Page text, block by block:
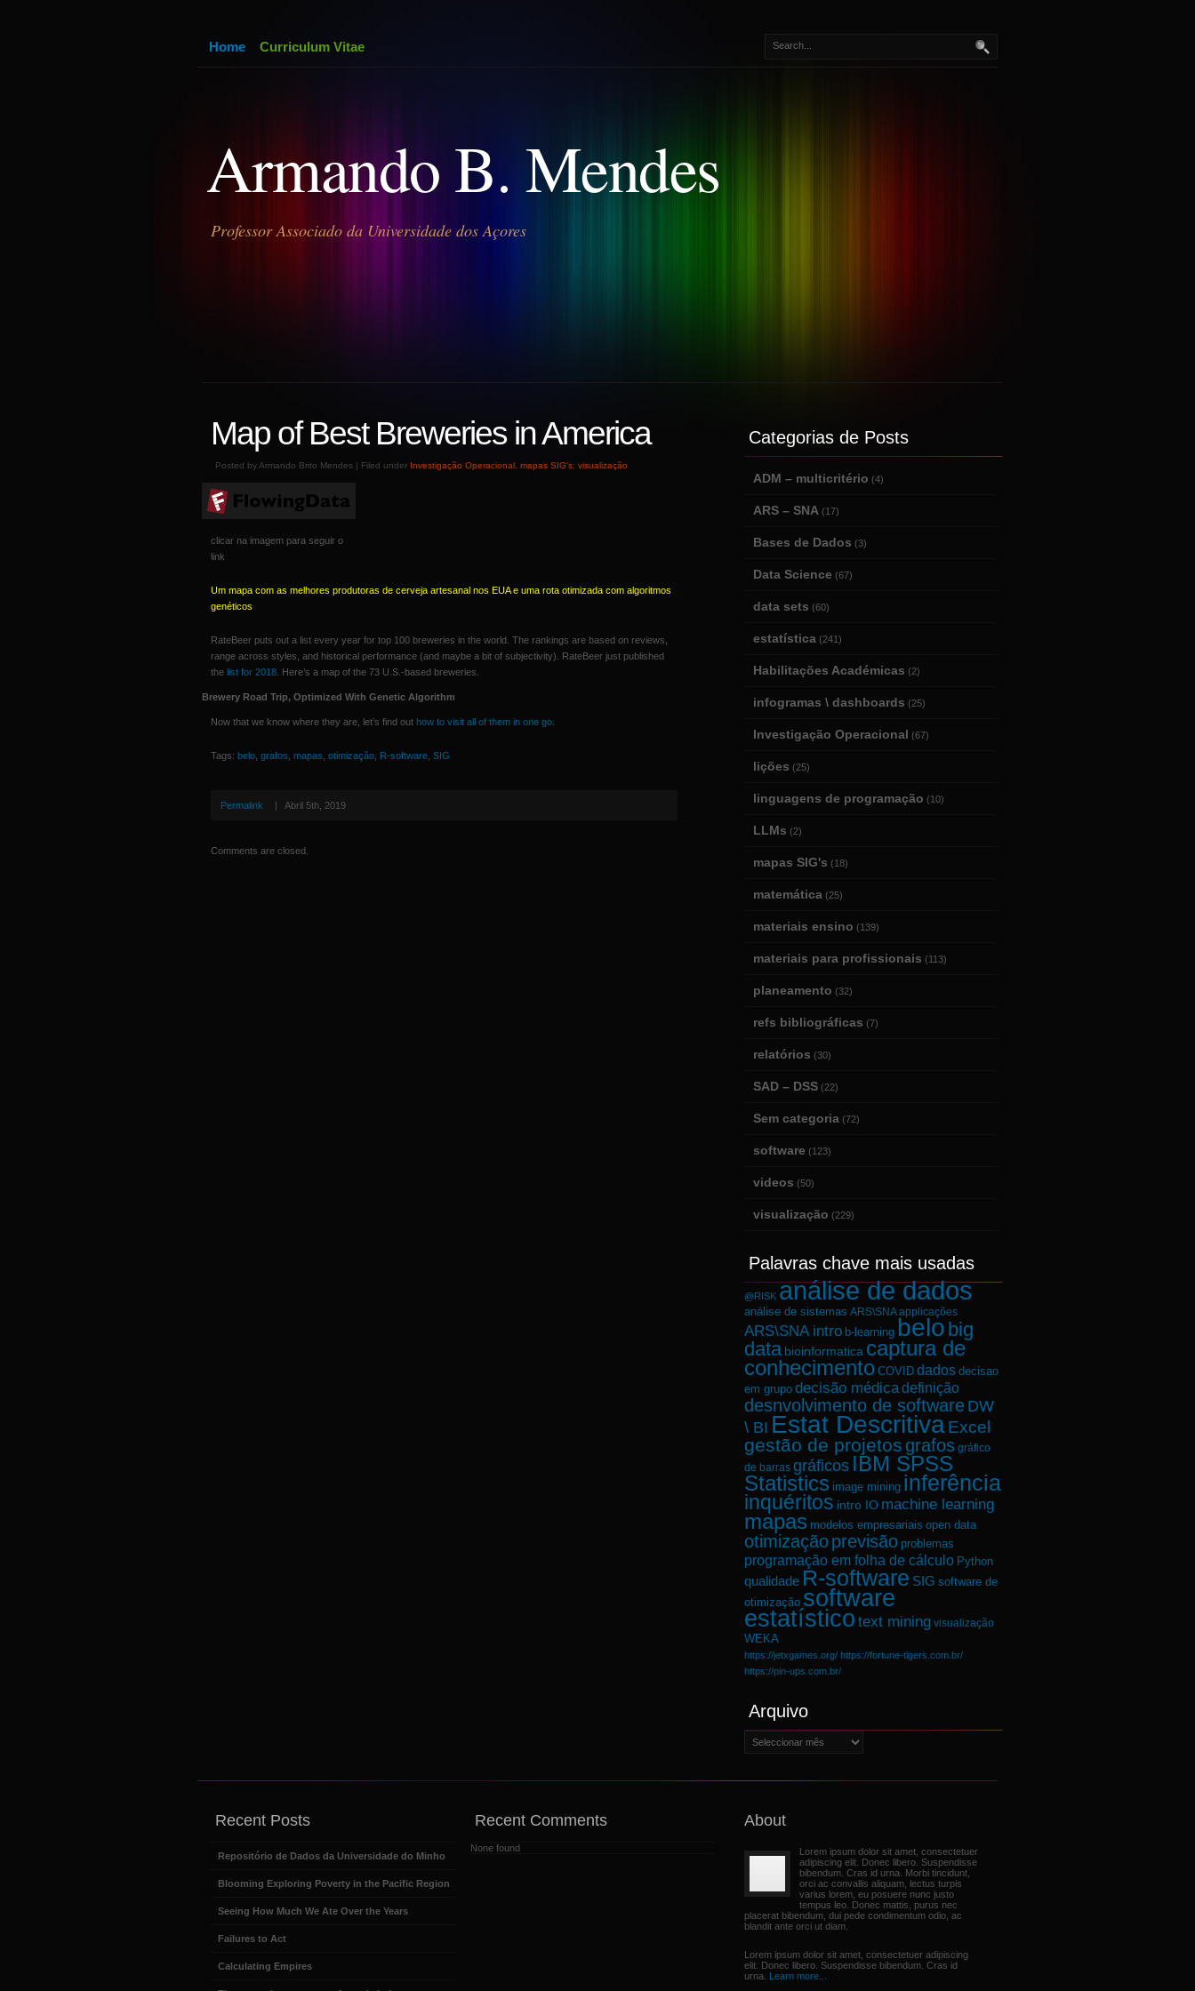
Armando B. Mendes
Professor Associado da Universidade dos Açores
Home Curriculum Vitae
Map of Best Breweries in America
Posted by Armando Brito Mendes | Filed under Investigação Operacional mapas SIG's visualização
clicar na imagem para seguir o
link
Um mapa com as melhores produtoras de cerveja artesanal nos EUA e uma rota otimizada com algoritmos
genéticos
RateBeer puts out a list every year for top 100 breweries in the world. The rankings are based on reviews,
range across styles, and historical performance (and maybe a bit of subjectivity). RateBeer just published
the list for 2018 . Here’s a map of the 73 U.S.-based breweries.
Brewery Road Trip, Optimized With Genetic Algorithm
Now that we know where they are, let’s find out how to visit all of them in one go
Tags: belo grafos mapas otimização R-software SIG
Permalink | Abril 5th, 2019
Comments are closed.
Categorias de Posts
ADM – multicritério (4)
ARS – SNA (17)
Bases de Dados (3)
Data Science (67)
data sets (60)
estatística (241)
Habilitações Académicas (2)
infogramas \ dashboards (25)
Investigação Operacional (67)
lições (25)
linguagens de programação (10)
LLMs (2)
mapas SIG's (18)
matemática (25)
materiais ensino (139)
materiais para profissionais (113)
planeamento (32)
refs bibliográficas (7)
relatórios (30)
SAD – DSS (22)
Sem categoria (72)
software (123)
videos (50)
visualização (229)
Palavras chave mais usadas
@RISK análise de dados
análise de sistemas ARS\SNA applicações
ARS\SNA intro b-learning belo big
data bioinformatica captura de
conhecimento COVID dados decisao
em grupo decisão médicadefinição
desnvolvimento de software DW
\ BI Estat DescritivaExcel
gestão de projetos grafos gráfico
de barras gráficos IBM SPSS
Statistics image mining inferência
inquéritos intro IO machine learning
mapas modelos empresariais open data
otimizaçãoprevisão problemas
programação em folha de cálculo Python
qualidade R-software SIG software de
otimização software
estatístico text mining visualização
WEKA
https://jetxgames.org/ https://fortune-tigers.com.br/
https://pin-ups.com.br/
Arquivo
Arquivo
Recent Posts
Repositório de Dados da Universidade do Minho
Blooming Exploring Poverty in the Pacific Region
Seeing How Much We Ate Over the Years
Failures to Act
Calculating Empires
Recent Comments
None found
About
Lorem ipsum dolor sit amet, consectetuer
adipiscing elit. Donec libero. Suspendisse
bibendum. Cras id urna. Morbi tincidunt,
orci ac convallis aliquam, lectus turpis
varius lorem, eu posuere nunc justo
tempus leo. Donec mattis, purus nec
placerat bibendum, dui pede condimentum odio, ac
blandit ante orci ut diam.
Lorem ipsum dolor sit amet, consectetuer adipiscing
elit. Donec libero. Suspendisse bibendum. Cras id
urna. Learn more...